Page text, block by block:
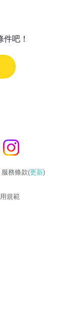
吧！
務條款(更新)
規範